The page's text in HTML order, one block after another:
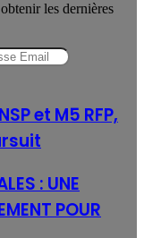
les dernières
et M5 RFP,
: UNE
POUR